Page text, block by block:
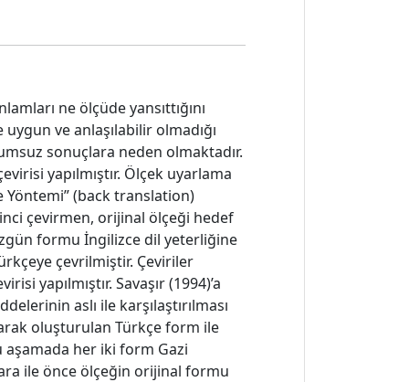
ne ölçüde yansıttığını
ve anlaşılabilir olmadığı
sonuçlara neden olmaktadır.
yapılmıştır. Ölçek uyarlama
Yöntemi” (back translation)
çevirmen, orijinal ölçeği hedef
formu İngilizce dil yeterliğine
çevrilmiştir. Çeviriler
yapılmıştır. Savaşır (1994)’a
aslı ile karşılaştırılması
oluşturulan Türkçe form ile
aşamada her iki form Gazi
ile önce ölçeğin orijinal formu